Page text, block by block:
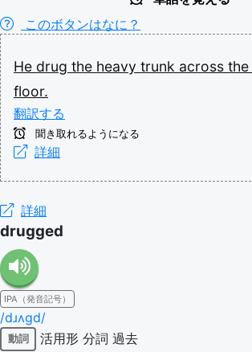
このボタンはなに？
He drug the heavy trunk across the
floor.
翻訳する
聞き取れるようになる
詳細
詳細
drugged
IPA（発音記号）
/dɹʌɡd/
動詞 活用形 分詞 過去